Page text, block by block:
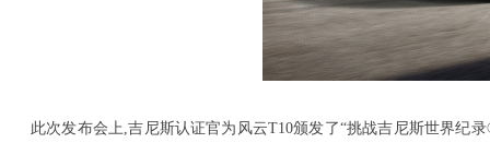
此次发布会上,吉尼斯认证官为风云T10颁发了“挑战吉尼斯世界纪